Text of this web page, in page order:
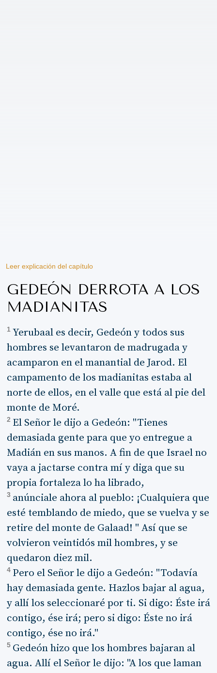
Leer explicación del capítulo
GEDEÓN DERROTA A LOS
MADIANITAS
1 Yerubaal es decir, Gedeón y todos sus
hombres se levantaron de madrugada y
acamparon en el manantial de Jarod. El
campamento de los madianitas estaba al
norte de ellos, en el valle que está al pie del
monte de Moré.
2 El Señor le dijo a Gedeón: "Tienes
demasiada gente para que yo entregue a
Madián en sus manos. A fin de que Israel no
vaya a jactarse contra mí y diga que su
propia fortaleza lo ha librado,
3 anúnciale ahora al pueblo: ¡Cualquiera que
esté temblando de miedo, que se vuelva y se
retire del monte de Galaad! " Así que se
volvieron veintidós mil hombres, y se
quedaron diez mil.
4 Pero el Señor le dijo a Gedeón: "Todavía
hay demasiada gente. Hazlos bajar al agua,
y allí los seleccionaré por ti. Si digo: Éste irá
contigo, ése irá; pero si digo: Éste no irá
contigo, ése no irá."
5 Gedeón hizo que los hombres bajaran al
agua. Allí el Señor le dijo: "A los que laman